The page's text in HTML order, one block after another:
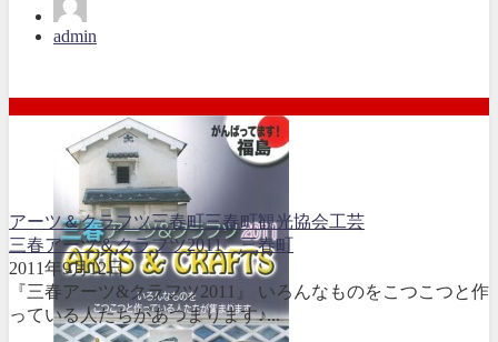
admin
アーツ＆クラフツ三春町三春町観光協会工芸
三春アーツ＆クラフツ2011 三春町
2011年9月12日
『三春アーツ&クラフツ2011』 いろんなものをこつこつと作
っている人たちがあつまります♪...